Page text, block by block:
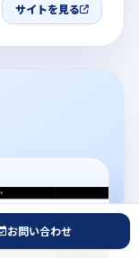
サイトを見る
お問い合わせ